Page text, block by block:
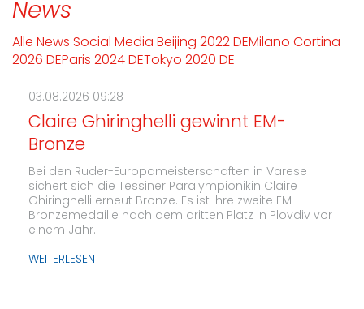
News
Alle News Social Media Beijing 2022 DEMilano Cortina
2026 DEParis 2024 DE Tokyo 2020 DE
03.08.2026 09:28
Claire Ghiringhelli gewinnt EM-
Bronze
Bei den Ruder-Europameisterschaften in Varese
sichert sich die Tessiner Paralympionikin Claire
Ghiringhelli erneut Bronze. Es ist ihre zweite EM-
Bronzemedaille nach dem dritten Platz in Plovdiv vor
einem Jahr.
WEITERLESEN